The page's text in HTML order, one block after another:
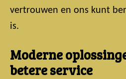
vertrouwen en ons kunt
is.
Moderne
betere service